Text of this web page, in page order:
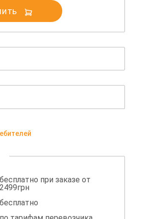
бесплатно при заказе от
2499грн
бесплатно